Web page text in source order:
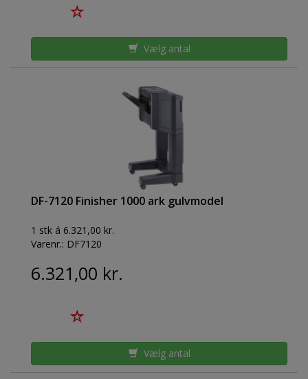
Vælg antal
DF-7120 Finisher 1000 ark gulvmodel
1 stk á 6.321,00 kr.
Varenr.: DF7120
6.321,00 kr.
Vælg antal